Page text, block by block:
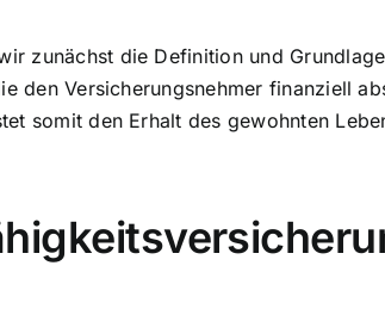
zunächst die Definition und
den Versicherungsnehmer finanziell
somit den Erhalt des gewohnten